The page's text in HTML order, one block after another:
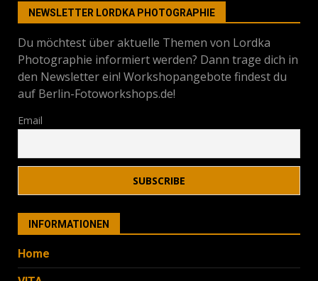
NEWSLETTER LORDKA PHOTOGRAPHIE
Du möchtest über aktuelle Themen von Lordka
Photographie informiert werden? Dann trage dich in
den Newsletter ein! Workshopangebote findest du
auf Berlin-Fotoworkshops.de!
Email
INFORMATIONEN
Home